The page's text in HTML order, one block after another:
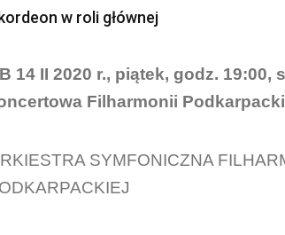
w roli głównej
14 II 2020 r., piątek, godz. 19:00,
Filharmonii
SYMFONICZNA